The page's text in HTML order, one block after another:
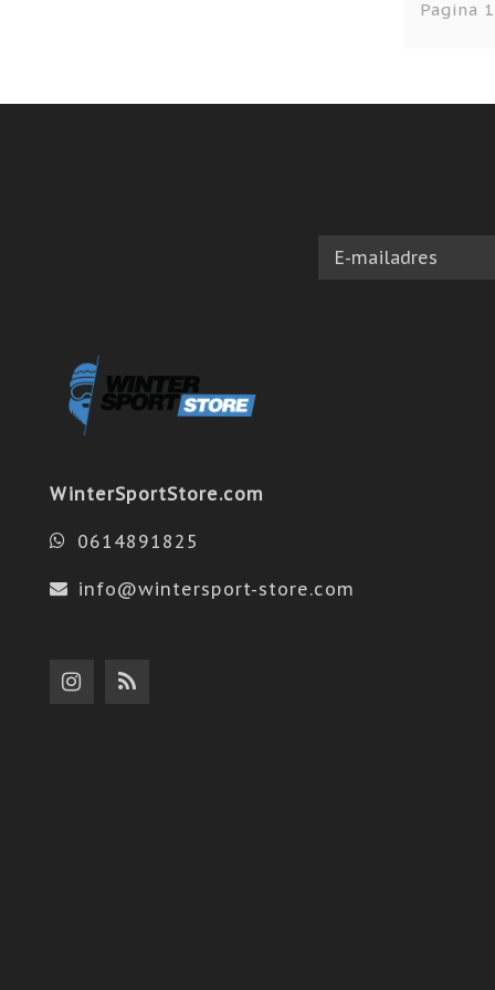
Pagina
WinterSportStore.com
0614891825
info@wintersport-store.com